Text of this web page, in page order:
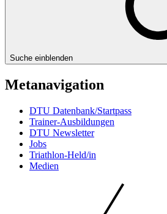
Suche einblenden
Metanavigation
DTU Datenbank/Startpass
Trainer-Ausbildungen
DTU Newsletter
Jobs
Triathlon-Held/in
Medien